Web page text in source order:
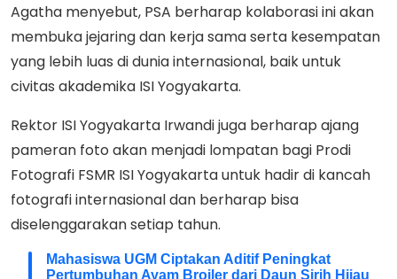
Agatha menyebut, PSA berharap kolaborasi ini akan
membuka jejaring dan kerja sama serta kesempatan
yang lebih luas di dunia internasional, baik untuk
civitas akademika ISI Yogyakarta.
Rektor ISI Yogyakarta Irwandi juga berharap ajang
pameran foto akan menjadi lompatan bagi Prodi
Fotografi FSMR ISI Yogyakarta untuk hadir di kancah
fotografi internasional dan berharap bisa
diselenggarakan setiap tahun.
Mahasiswa UGM Ciptakan Aditif Peningkat
Pertumbuhan Ayam Broiler dari Daun Sirih Hijau